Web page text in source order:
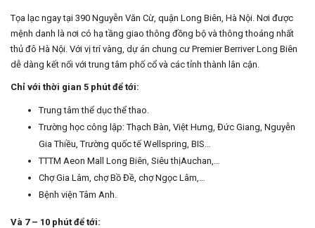
Tọa lạc ngay tại 390 Nguyễn Văn Cừ, quận Long Biên, Hà Nội. Nơi được
mệnh danh là nơi có hạ tầng giao thông đồng bộ và thông thoáng nhất
thủ đô Hà Nội. Với vị trí vàng, dự án chung cư Premier Berriver Long Biên
dễ dàng kết nối với trung tâm phố cổ và các tỉnh thành lân cận.
Chỉ với thời gian 5 phút để tới:
Trung tâm thể dục thể thao.
Trường học công lập: Thạch Bàn, Việt Hưng, Đức Giang, Nguyễn
Gia Thiều, Trường quốc tế Wellspring, BIS…
TTTM Aeon Mall Long Biên, Siêu thịAuchan,…
Chợ Gia Lâm, chợ Bồ Đề, chợ Ngọc Lâm,…
Bệnh viện Tâm Anh.
Và 7 – 10 phút để tới: